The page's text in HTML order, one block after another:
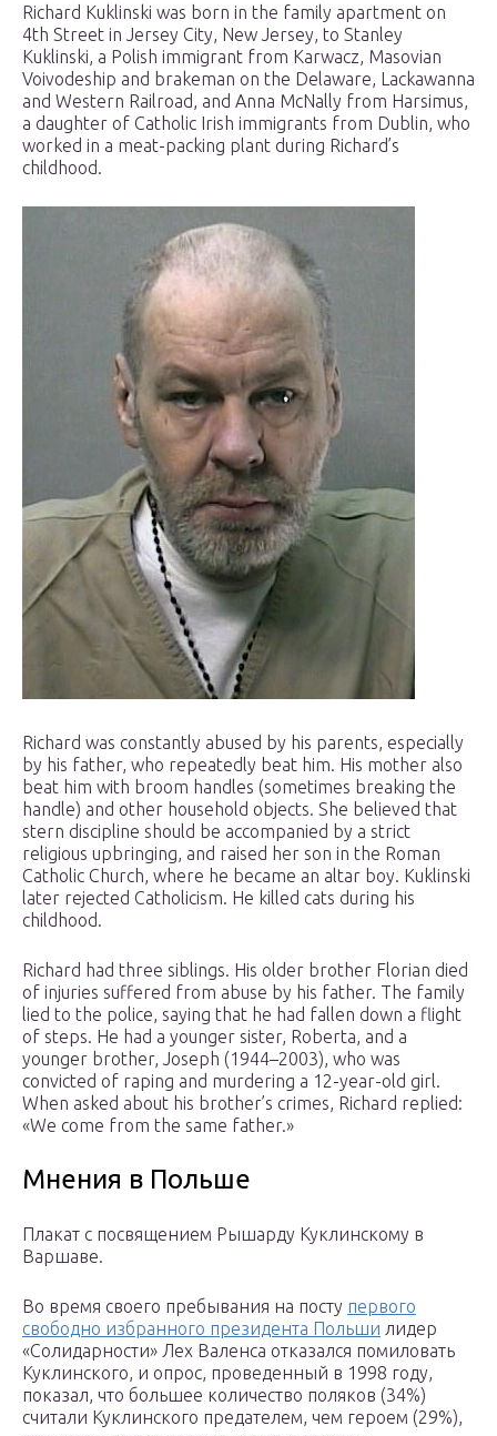
Richard Kuklinski was born in the family apartment on
4th Street in Jersey City, New Jersey, to Stanley
Kuklinski, a Polish immigrant from Karwacz, Masovian
Voivodeship and brakeman on the Delaware, Lackawanna
and Western Railroad, and Anna McNally from Harsimus,
a daughter of Catholic Irish immigrants from Dublin, who
worked in a meat-packing plant during Richard’s
childhood.
Richard was constantly abused by his parents, especially
by his father, who repeatedly beat him. His mother also
beat him with broom handles (sometimes breaking the
handle) and other household objects. She believed that
stern discipline should be accompanied by a strict
religious upbringing, and raised her son in the Roman
Catholic Church, where he became an altar boy. Kuklinski
later rejected Catholicism. He killed cats during his
childhood.
Richard had three siblings. His older brother Florian died
of injuries suffered from abuse by his father. The family
lied to the police, saying that he had fallen down a flight
of steps. He had a younger sister, Roberta, and a
younger brother, Joseph (1944–2003), who was
convicted of raping and murdering a 12-year-old girl.
When asked about his brother’s crimes, Richard replied:
«We come from the same father.»
Мнения в Польше
Плакат с посвящением Рышарду Куклинскому в
Варшаве.
Во время своего пребывания на посту первого
свободно избранного президента Польши лидер
«Солидарности» Лех Валенса отказался помиловать
Куклинского, и опрос, проведенный в 1998 году,
показал, что большее количество поляков (34%)
считали Куклинского предателем, чем героем (29%),